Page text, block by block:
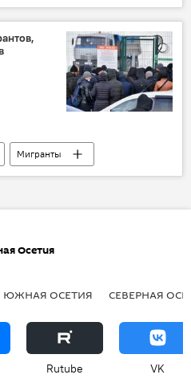
Владимир Путин
Мигранты
Осетия
ЮЖНАЯ ОСЕТИЯ СЕВЕРНАЯ
Rutube VK